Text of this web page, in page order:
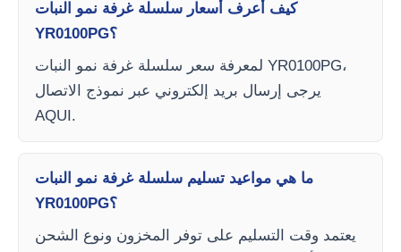
كيف أعرف أسعار سلسلة غرفة نمو النبات
YR0100PG؟
لمعرفة سعر سلسلة غرفة نمو النبات YR0100PG،
يرجى إرسال بريد إلكتروني عبر نموذج الاتصال
AQUI.
ما هي مواعيد تسليم سلسلة غرفة نمو النبات
YR0100PG؟
يعتمد وقت التسليم على توفر المخزون ونوع الشحن